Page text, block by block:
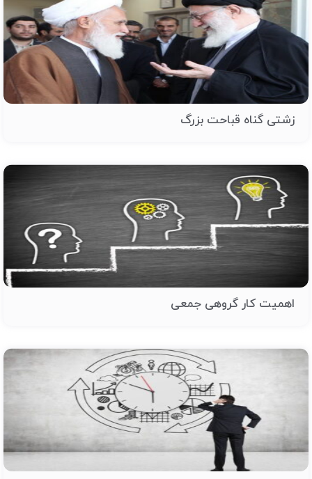
زشتی گناه قباحت بزرگ
اهمیت کار گروهی جمعی